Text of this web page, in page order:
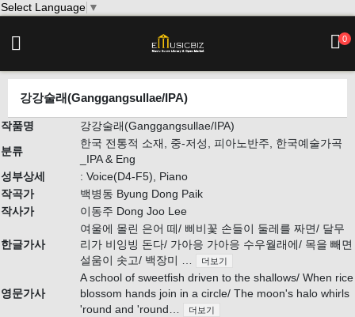
Select Language ▼
0
강강술래(Ganggangsullae/IPA)
작품명 강강술래(Ganggangsullae/IPA)
분류
한국 전통적 소재, 중-저성, 피아노반주, 한국예술가곡
_IPA & Eng
성부상세
: Voice(D4-F5), Piano
작곡가
백병동 Byung Dong Paik
작사가
이동주 Dong Joo Lee
한글가사
여울에 몰린 은어 떼/ 삐비꽃 손들이 둘레를 짜면/ 달무
리가 비잉빙 돈다/ 가아응 가아응 수우월래에/ 목을 빼면
설움이 솟고/ 백장미 …
더보기
영문가사
A school of sweetfish driven to the shallows/ When rice
blossom hands join in a circle/ The moon's halo whirls
'round and 'round…
더보기